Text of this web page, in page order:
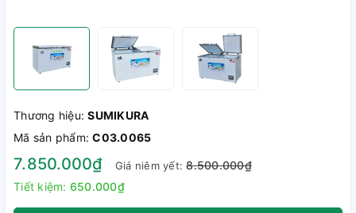
Thương hiệu:SUMIKURA
Mã sản phẩm:C03.0065
7.850.000₫ Giá niêm yết:8.500.000₫
Tiết kiệm: 650.000₫